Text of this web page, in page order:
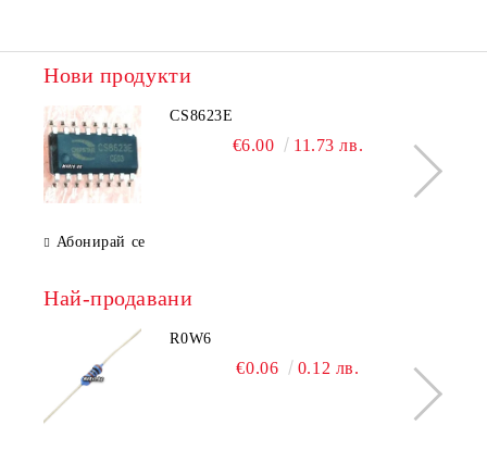
Нови продукти
CS8623E
€6.00 11.73 лв.
Абонирай се
Най-продавани
R0W6
€0.06 0.12 лв.